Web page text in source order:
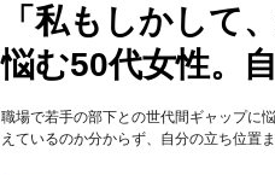
「私もしかして
悩む50代女性。
職場で若手の部下との世代間ギャップに
えているのか分からず、自分の立ち位置